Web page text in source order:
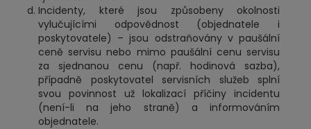
Incidenty, které jsou způsobeny okolnosti
vylučujícími odpovědnost (objednatele i
poskytovatele) – jsou odstraňovány v paušální
ceně servisu nebo mimo paušální cenu servisu
za sjednanou cenu (např. hodinová sazba),
případně poskytovatel servisních služeb splní
svou povinnost už lokalizací příčiny incidentu
(není-li na jeho straně) a informováním
objednatele.